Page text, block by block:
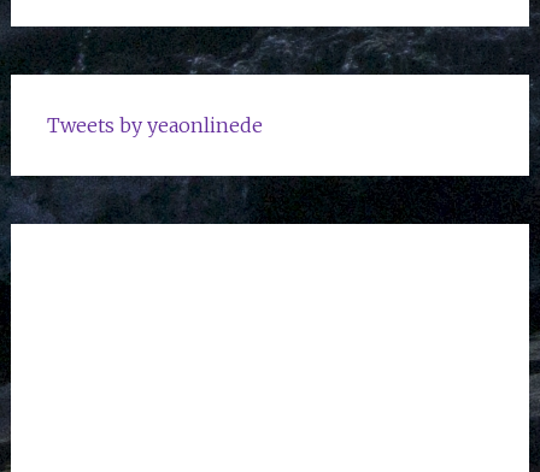
Tweets by yeaonlinede